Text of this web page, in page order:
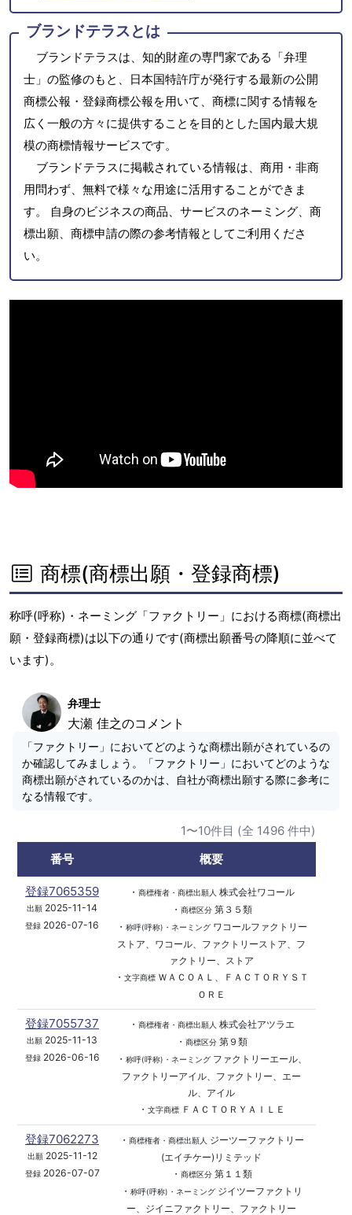
ブランドテラスとは
ブランドテラスは、知的財産の専門家である「弁理
士」の監修のもと、日本国特許庁が発行する最新の公開
商標公報・登録商標公報を用いて、商標に関する情報を
広く一般の方々に提供することを目的とした国内最大規
模の商標情報サービスです。
ブランドテラスに掲載されている情報は、商用・非商
用問わず、無料で様々な用途に活用することができま
す。 自身のビジネスの商品、サービスのネーミング、商
標出願、商標申請の際の参考情報としてご利用くださ
い。
商標(商標出願・登録商標)
称呼(呼称)・ネーミング「ファクトリー」における商標(商標出
願・登録商標)は以下の通りです(商標出願番号の降順に並べて
います)。
弁理士
大瀬 佳之のコメント
「ファクトリー」においてどのような商標出願がされているの
か確認してみましょう。「ファクトリー」においてどのような
商標出願がされているのかは、自社が商標出願する際に参考に
なる情報です。
1〜10件目 (全 1496 件中)
番号
概要
登録7065359
出願 2025-11-14
登録 2026-07-16
・ 商標権者・商標出願人 株式会社ワコール
・ 商標区分第３５類
・ 称呼(呼称)・ネーミングワコールファクトリー
ストア、ワコール、ファクトリーストア、フ
ァクトリー、ストア
・ 文字商標ＷＡＣＯＡＬ、ＦＡＣＴＯＲＹＳＴ
ＯＲＥ
登録7055737
出願 2025-11-13
登録2026-06-16
・ 商標権者・商標出願人 株式会社アツラエ
・ 商標区分第９類
・ 称呼(呼称)・ネーミングファクトリーエール、
ファクトリーアイル、ファクトリー、エー
ル、アイル
・ 文字商標ＦＡＣＴＯＲＹＡＩＬＥ
登録7062273
出願2025-11-12
登録2026-07-07
・ 商標権者・商標出願人
ジーツーファクトリー
(エイチケー)リミテッド
・ 商標区分第１１類
・ 称呼(呼称)・ネーミングジイツーファクトリ
ー、ジイニファクトリー、ファクトリー